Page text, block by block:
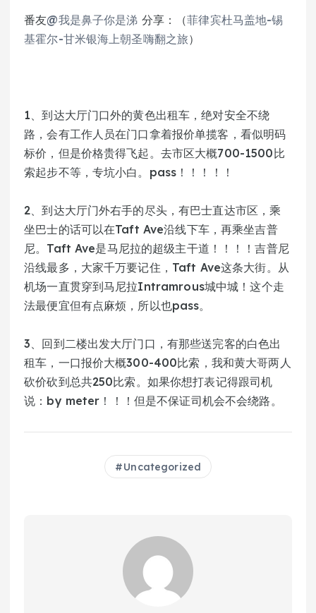
番友@我是鼻子你是涕 分享：（菲律宾杜马盖地-锡
基霍尔-甘米银海上朝圣嗨翻之旅）
1、到达大厅门口外的黄色出租车，绝对安全不绕
路，会有工作人员在门口拿着报价单揽客，看似明码
标价，但是价格贵得飞起。去市区大概700-1500比
索起步不等，专坑小白。pass！！！！！
2、到达大厅门外右手的尽头，有巴士直达市区，乘
坐巴士的话可以在Taft Ave沿线下车，再乘坐吉普
尼。Taft Ave是马尼拉的超级主干道！！！！吉普尼
沿线最多，大家千万要记住，Taft Ave这条大街。从
机场一直贯穿到马尼拉Intramrous城中城！这个走
法最便宜但有点麻烦，所以也pass。
3、回到二楼出发大厅门口，有那些送完客的白色出
租车，一口报价大概300-400比索，我和黄大哥两人
砍价砍到总共250比索。如果你想打表记得跟司机
说：by meter！！！但是不保证司机会不会绕路。
Uncategorized